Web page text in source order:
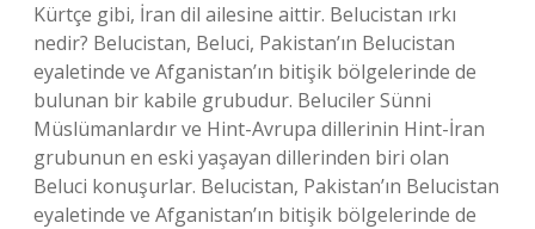
Kürtçe gibi, İran dil ailesine aittir. Belucistan ırkı
nedir? Belucistan, Beluci, Pakistan’ın Belucistan
eyaletinde ve Afganistan’ın bitişik bölgelerinde de
bulunan bir kabile grubudur. Beluciler Sünni
Müslümanlardır ve Hint-Avrupa dillerinin Hint-İran
grubunun en eski yaşayan dillerinden biri olan
Beluci konuşurlar. Belucistan, Pakistan’ın Belucistan
eyaletinde ve Afganistan’ın bitişik bölgelerinde de